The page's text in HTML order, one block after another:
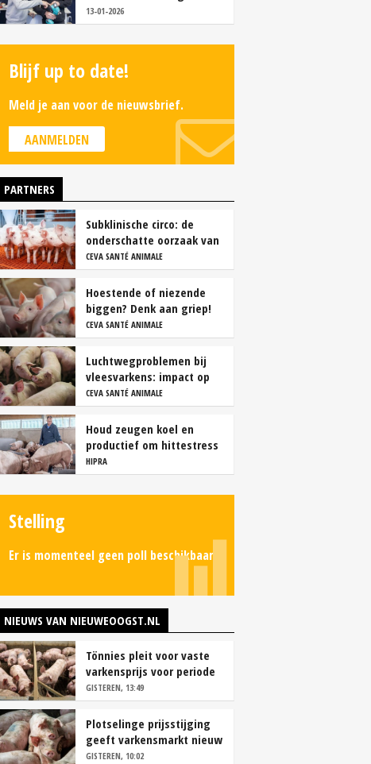
en diervriendelijkheid
13-01-2026
Blijf up to date!
Meld je aan voor de nieuwsbrief.
AANMELDEN
PARTNERS
Subklinische circo: de
onderschatte oorzaak van
productieverlies
CEVA SANTÉ ANIMALE
Hoestende of niezende
biggen? Denk aan griep!
CEVA SANTÉ ANIMALE
Luchtwegproblemen bij
vleesvarkens: impact op
karkas- en vleeskwaliteit
CEVA SANTÉ ANIMALE
Houd zeugen koel en
productief om hittestress
te voorkomen
HIPRA
Stelling
Er is momenteel geen poll beschikbaar.
NIEUWS VAN NIEUWEOOGST.NL
Tönnies pleit voor vaste
varkensprijs voor periode
van zes maanden
GISTEREN, 13:49
Plotselinge prijsstijging
geeft varkensmarkt nieuw
perspectief
GISTEREN, 10:02